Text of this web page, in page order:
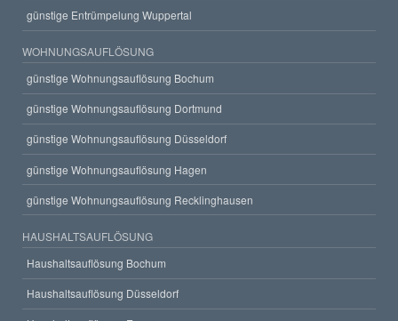
günstige Entrümpelung Wuppertal
WOHNUNGSAUFLÖSUNG
günstige Wohnungsauflösung Bochum
günstige Wohnungsauflösung Dortmund
günstige Wohnungsauflösung Düsseldorf
günstige Wohnungsauflösung Hagen
günstige Wohnungsauflösung Recklinghausen
HAUSHALTSAUFLÖSUNG
Haushaltsauflösung Bochum
Haushaltsauflösung Düsseldorf